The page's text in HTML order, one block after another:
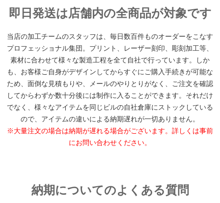
即日発送は店舗内の全商品が対象です
当店の加工チームのスタッフは、毎日数百件ものオーダーをこなす
プロフェッショナル集団。プリント、レーザー刻印、彫刻加工等、
素材に合わせて様々な製造工程を全て自社で行っています。しか
も、お客様ご自身がデザインしてからすぐにご購入手続きが可能な
ため、面倒な見積もりや、メールのやりとりがなく、ご注文を確認
してからわずか数十分後には制作に入ることができます。それだけ
でなく、様々なアイテムを同じビルの自社倉庫にストックしている
ので、アイテムの違いによる納期遅れが一切ありません。
※大量注文の場合は納期が遅れる場合がございます。詳しくは事前
にお問い合わせください。
納期についてのよくある質問